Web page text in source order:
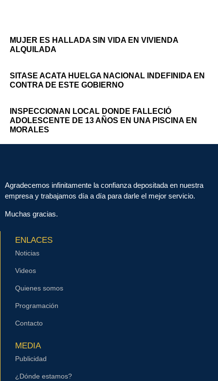
MUJER ES HALLADA SIN VIDA EN VIVIENDA
ALQUILADA
SITASE ACATA HUELGA NACIONAL INDEFINIDA EN
CONTRA DE ESTE GOBIERNO
INSPECCIONAN LOCAL DONDE FALLECIÓ
ADOLESCENTE DE 13 AÑOS EN UNA PISCINA EN
MORALES
Agradecemos infinitamente la confianza depositada en nuestra
empresa y trabajamos día a día para darle el mejor servicio.
Muchas gracias.
ENLACES
Noticias
Videos
Quienes somos
Programación
Contacto
MEDIA
Publicidad
¿Dónde estamos?